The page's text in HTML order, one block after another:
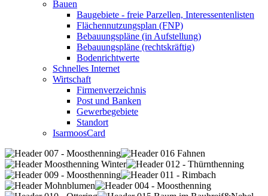
Bauen
Baugebiete - freie Parzellen, Interessentenlisten
Flächennutzungsplan (FNP)
Bebauungspläne (in Aufstellung)
Bebauungspläne (rechtskräftig)
Bodenrichtwerte
Schnelles Internet
Wirtschaft
Firmenverzeichnis
Post und Banken
Gewerbegebiete
Standort
IsarmoosCard